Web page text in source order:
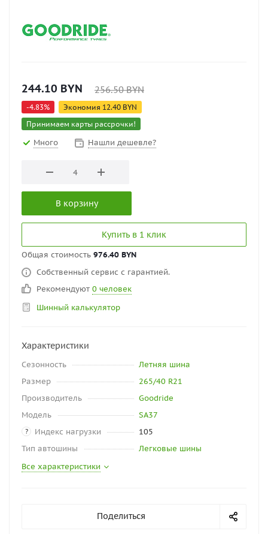
244.10 BYN 256.50BYN
-4.83% Экономия 12.40 BYN
Принимаем карты рассрочки!
Много Нашли дешевле?
В корзину
Купить в 1 клик
Общая стоимость 976.40 BYN
Собственный сервис с гарантией.
Рекомендуют 0 человек
Шинный калькулятор
Характеристики
Сезонность
Летняя шина
Размер
265/40 R21
Производитель
Goodride
Модель
SA37
? Индекс нагрузки
105
Тип автошины
Легковые шины
Все характеристики
Поделиться